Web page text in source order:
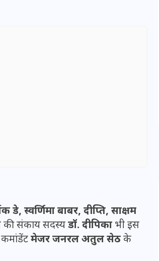
डे, स्वर्णिमा बाबर, दीप्ति, साक्षम
की संकाय सदस्यडॉ. दीपिकाभी इस
कमांडेंटमेजर जनरल अतुल सेठके